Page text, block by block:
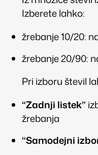
Izberete lahko:
žrebanje 10/20:
žrebanje 20/90:
Pri izboru števil
“Zadnji listek”
žrebanja
“Samodejni